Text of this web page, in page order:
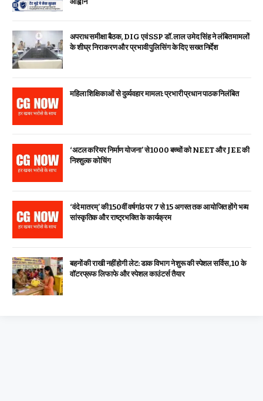
अपराध समीक्षा बैठक, DIG एवं SSP डॉ. लाल उमेद सिंह ने लंबित मामलों
के शीघ्र निराकरण और प्रभावी पुलिसिंग के दिए सख्त निर्देश
महिला शिक्षिकाओं से दुर्व्यवहार मामला: प्रभारी प्रधान पाठक निलंबित
‘अटल करियर निर्माण योजना’ से 1000 बच्चों को NEET और JEE की
निश्शुल्क कोचिंग
‘वंदे मातरम्’ की 150वीं वर्षगांठ पर 7 से 15 अगस्त तक आयोजित होंगे भव्य
सांस्कृतिक और राष्ट्रभक्ति के कार्यक्रम
बहनों की राखी नहीं होगी लेट: डाक विभाग ने शुरू की स्पेशल सर्विस, ₹10 के
वॉटरप्रूफ लिफाफे और स्पेशल काउंटर्स तैयार